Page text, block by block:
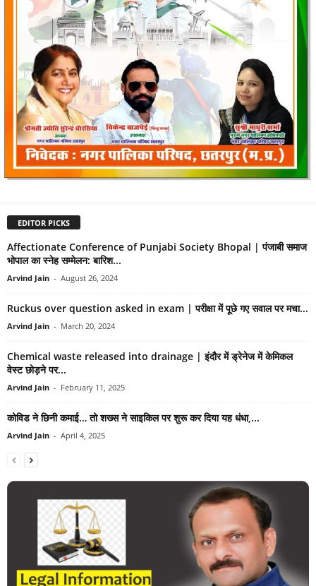
EDITOR PICKS
Affectionate Conference of Punjabi Society Bhopal | पंजाबी समाज
भोपाल का स्नेह सम्मेलन: बारिश...
Arvind Jain - August 26, 2024
Ruckus over question asked in exam | परीक्षा में पूछे गए सवाल पर मचा...
Arvind Jain - March 20, 2024
Chemical waste released into drainage | इंदौर में ड्रेनेज में केमिकल
वेस्ट छोड़ने पर...
Arvind Jain - February 11, 2025
कोविड ने छिनी कमाई… तो शख्स ने साइकिल पर शुरू कर दिया यह धंधा,...
Arvind Jain - April 4, 2025